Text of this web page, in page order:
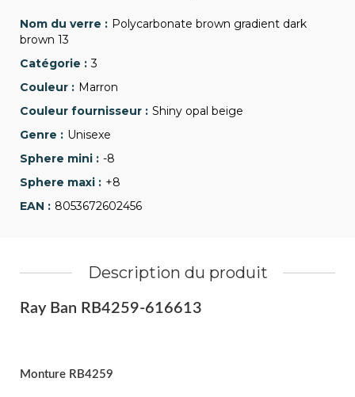
Polycarbonate brown gradient dark
brown 13
3
Marron
Shiny opal beige
Unisexe
-8
+8
8053672602456
Description du produit
Ray Ban RB4259-616613
Monture RB4259